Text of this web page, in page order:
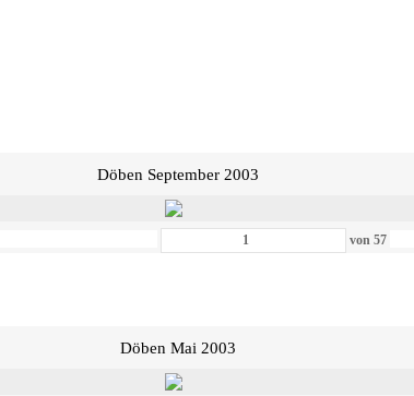
Döben September 2003
von57
Döben Mai 2003